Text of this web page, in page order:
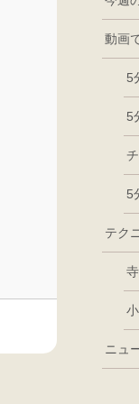
動画
5
5
5
テク
ニュ